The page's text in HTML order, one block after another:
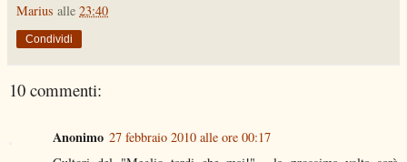
Marius alle 23:40
Condividi
10 commenti:
Anonimo 27 febbraio 2010 alle ore 00:17